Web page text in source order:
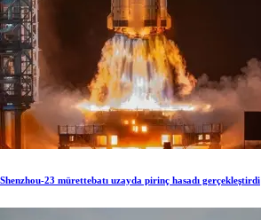
Shenzhou-23 mürettebatı uzayda pirinç hasadı gerçekleştirdi